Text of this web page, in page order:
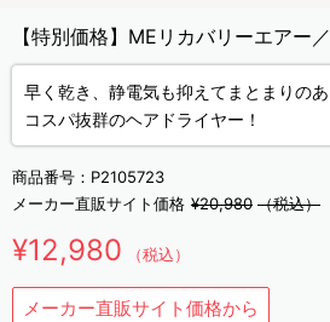
【特別価格】MEリカバリーエアー
早く乾き、静電気も抑えてまとまりの
コスパ抜群のヘアドライヤー！
商品番号： P2105723
メーカー直販サイト価格 ¥20,980 （税込）
¥12,980 （税込）
メーカー直販サイト価格から